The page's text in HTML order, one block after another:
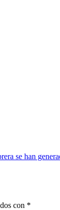
se han
con *